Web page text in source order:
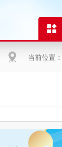
当前位置：